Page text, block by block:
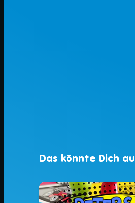
Das könnte Dich